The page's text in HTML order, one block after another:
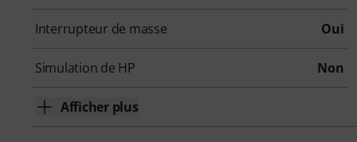
Interrupteur de masse Oui
Simulation de HP Non
Afficher plus